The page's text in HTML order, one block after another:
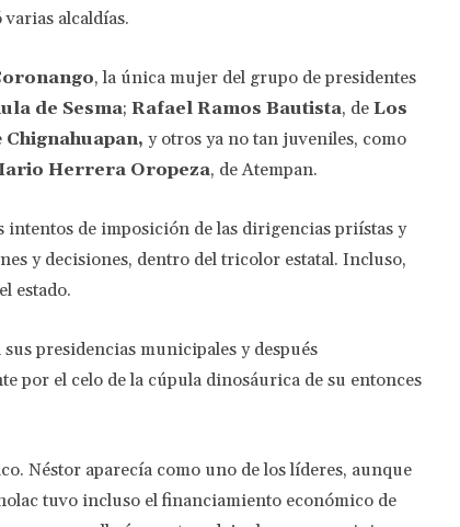
alcaldías.
, la única mujer del grupo de presidentes
de Sesma; Rafael Ramos Bautista, de Los
Chignahuapan, y otros ya no tan juveniles, como
Herrera Oropeza, de Atempan.
de imposición de las dirigencias priístas y
y decisiones, dentro del tricolor estatal. Incluso,
estado.
presidencias municipales y después
por el celo de la cúpula dinosáurica de su entonces
Néstor aparecía como uno de los líderes, aunque
tuvo incluso el financiamiento económico de